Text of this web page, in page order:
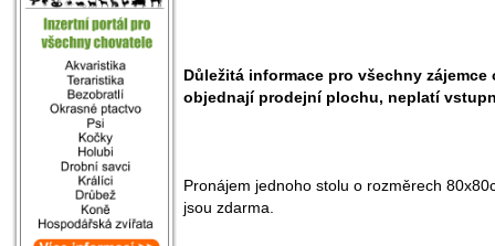
Důležitá informace pro všechny
objednají prodejní plochu, neplatí
Pronájem jednoho stolu o rozměrech
jsou zdarma.